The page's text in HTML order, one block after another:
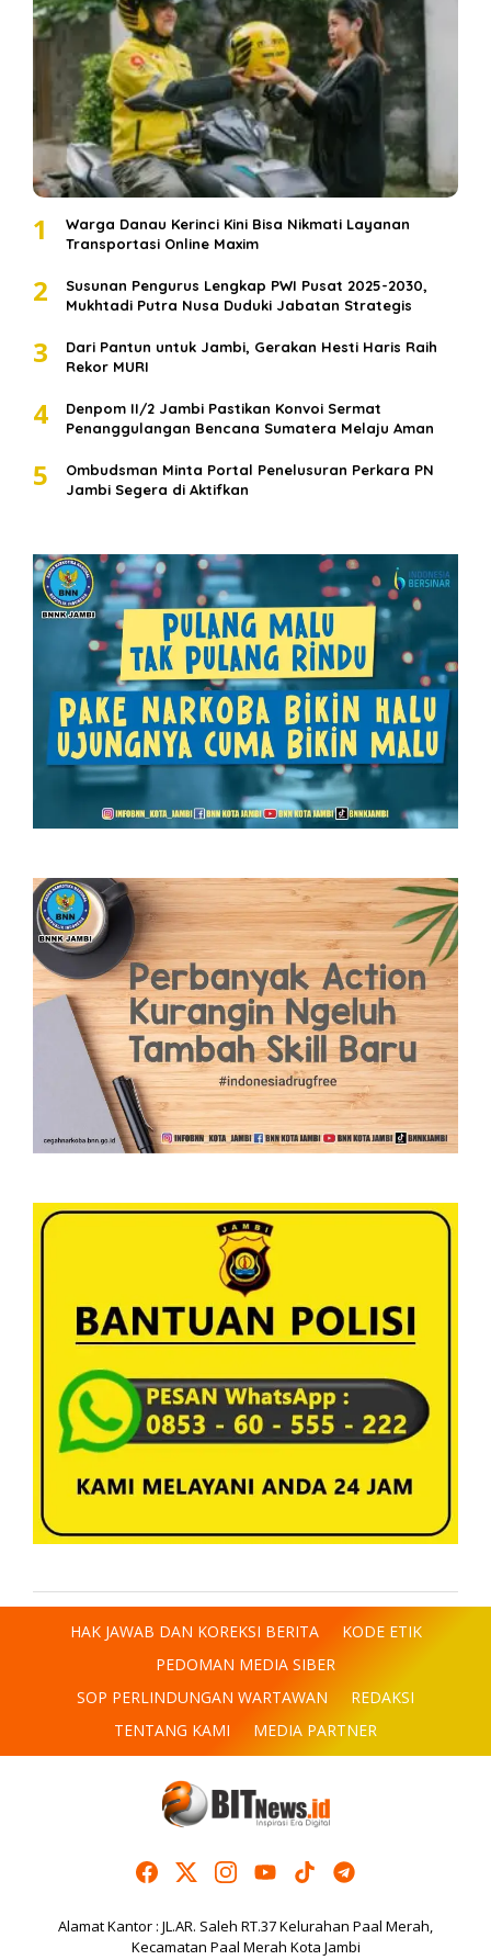
1
Warga Danau Kerinci Kini Bisa Nikmati Layanan
Transportasi Online Maxim
2
Susunan Pengurus Lengkap PWI Pusat 2025-2030,
Mukhtadi Putra Nusa Duduki Jabatan Strategis
3
Dari Pantun untuk Jambi, Gerakan Hesti Haris Raih
Rekor MURI
4
Denpom II/2 Jambi Pastikan Konvoi Sermat
Penanggulangan Bencana Sumatera Melaju Aman
5
Ombudsman Minta Portal Penelusuran Perkara PN
Jambi Segera di Aktifkan
HAK JAWAB DAN KOREKSI BERITA
KODE ETIK
PEDOMAN MEDIA SIBER
SOP PERLINDUNGAN WARTAWAN
REDAKSI
TENTANG KAMI
MEDIA PARTNER
Alamat Kantor : JL.AR. Saleh RT.37 Kelurahan Paal Merah,
Kecamatan Paal Merah Kota Jambi